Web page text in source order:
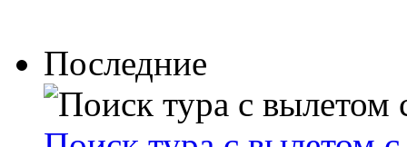
Последние